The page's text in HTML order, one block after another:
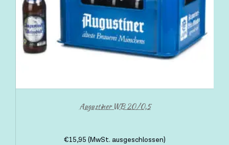
Augustiner WB 20/0,5
€15,95 (MwSt. ausgeschlossen)